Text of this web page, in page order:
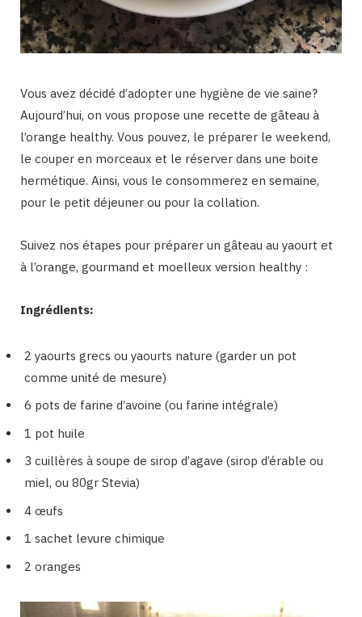
Vous avez décidé d’adopter une hygiène de vie saine?
Aujourd’hui, on vous propose une recette de gâteau à
l’orange healthy. Vous pouvez, le préparer le weekend,
le couper en morceaux et le réserver dans une boite
hermétique. Ainsi, vous le consommerez en semaine,
pour le petit déjeuner ou pour la collation.
Suivez nos étapes pour préparer un gâteau au yaourt et
à l’orange, gourmand et moelleux version healthy :
Ingrédients:
2 yaourts grecs ou yaourts nature (garder un pot
comme unité de mesure)
6 pots de farine d’avoine (ou farine intégrale)
1 pot huile
3 cuillères à soupe de sirop d’agave (sirop d’érable ou
miel, ou 80gr Stevia)
4 œufs
1 sachet levure chimique
2 oranges